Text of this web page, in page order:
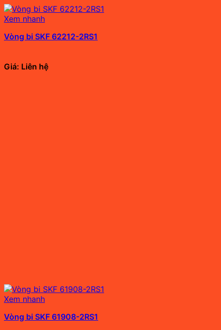
Xem nhanh
Vòng bi SKF 62212-2RS1
Giá: Liên hệ
Xem nhanh
Vòng bi SKF 61908-2RS1